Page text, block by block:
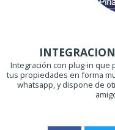
Integración con plug-in que
tus propiedades en forma
whatsapp, y dispone de